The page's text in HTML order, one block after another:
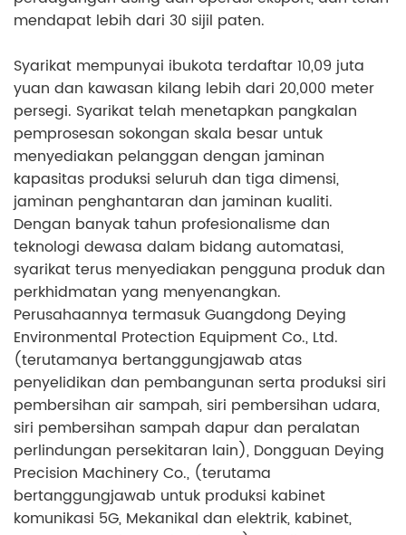
mendapat lebih dari 30 sijil paten.
Syarikat mempunyai ibukota terdaftar 10,09 juta
yuan dan kawasan kilang lebih dari 20,000 meter
persegi. Syarikat telah menetapkan pangkalan
pemprosesan sokongan skala besar untuk
menyediakan pelanggan dengan jaminan
kapasitas produksi seluruh dan tiga dimensi,
jaminan penghantaran dan jaminan kualiti.
Dengan banyak tahun profesionalisme dan
teknologi dewasa dalam bidang automatasi,
syarikat terus menyediakan pengguna produk dan
perkhidmatan yang menyenangkan.
Perusahaannya termasuk Guangdong Deying
Environmental Protection Equipment Co., Ltd.
(terutamanya bertanggungjawab atas
penyelidikan dan pembangunan serta produksi siri
pembersihan air sampah, siri pembersihan udara,
siri pembersihan sampah dapur dan peralatan
perlindungan persekitaran lain), Dongguan Deying
Precision Machinery Co., (terutama
bertanggungjawab untuk produksi kabinet
komunikasi 5G, Mekanikal dan elektrik, kabinet,